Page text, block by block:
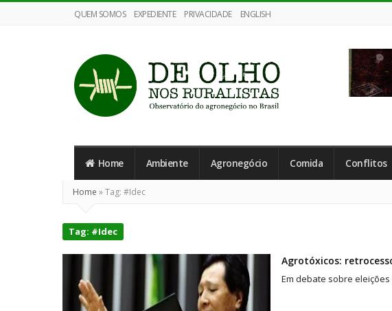
QUEM SOMOS EXPEDIENTE PRIVACIDADE ENGLISH
Olho
nos
Ruralistas
Home Ambiente Agronegócio Comida Conflitos
Home »Tag: #Idec
Tag: #Idec
Agrotóxicos:
Em debate sobre